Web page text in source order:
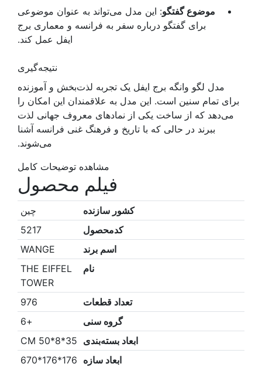
موضوع گفتگو: این مدل می‌تواند به عنوان موضوعی
برای گفتگو درباره سفر به فرانسه و معماری برج
ایفل عمل کند.
نتیجه‌گیری
مدل لگو وانگه برج ایفل یک تجربه لذت‌بخش و آموزنده
برای تمام سنین است. این مدل به علاقمندان این امکان را
می‌دهد که از ساخت یکی از نمادهای معروف جهانی لذت
ببرند در حالی که با تاریخ و فرهنگ غنی فرانسه آشنا
می‌شوند.
مشاهده توضیحات کامل
فیلم محصول
کشور سازنده
چین
کدمحصول
5217
اسم برند
WANGE
نام
THE EIFFEL
TOWER
تعداد قطعات
976
گروه سنی
+6
ابعاد بسته‌بندی 35*8*50 CM
ابعاد سازه
176*176*670